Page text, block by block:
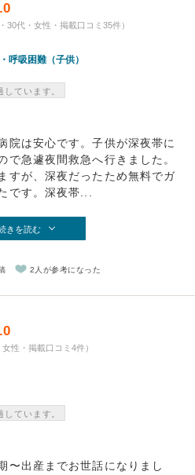
30代・女性・掲載口コミ35件）
呼吸困難（子供）
ています。
院は安心です。子供が深夜帯に
で急遽夜間救急へ行きました。
すが、深夜だったため無料でガ
です。深夜帯...
きを読む
2人が参考になった
性・掲載口コミ4件）
ています。
〜出産までお世話になりまし